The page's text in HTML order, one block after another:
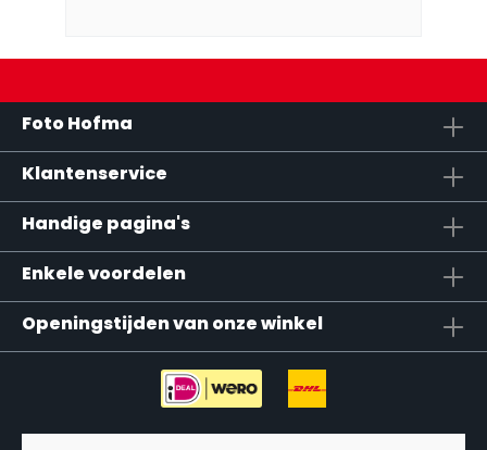
Foto Hofma
Klantenservice
Handige pagina's
Enkele voordelen
Openingstijden van onze winkel